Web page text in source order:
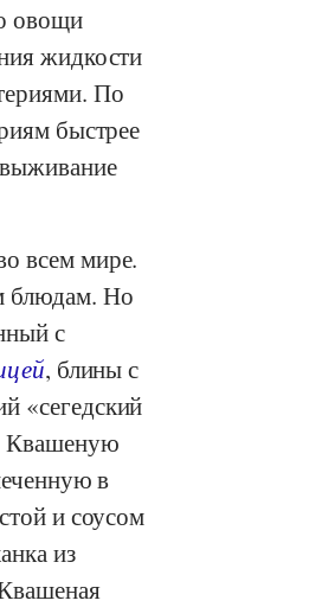
овощи
жидкости
По
быстрее
всем мире.
блюдам. Но
с
, блины с
«сегедский
Квашеную
в
и соусом
из